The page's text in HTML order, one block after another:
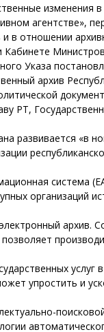
изменения
агентстве»,
в отношении
Кабинете
Указа
архив
РТ,
развивается «в
система
организаций
архив.
упростить и